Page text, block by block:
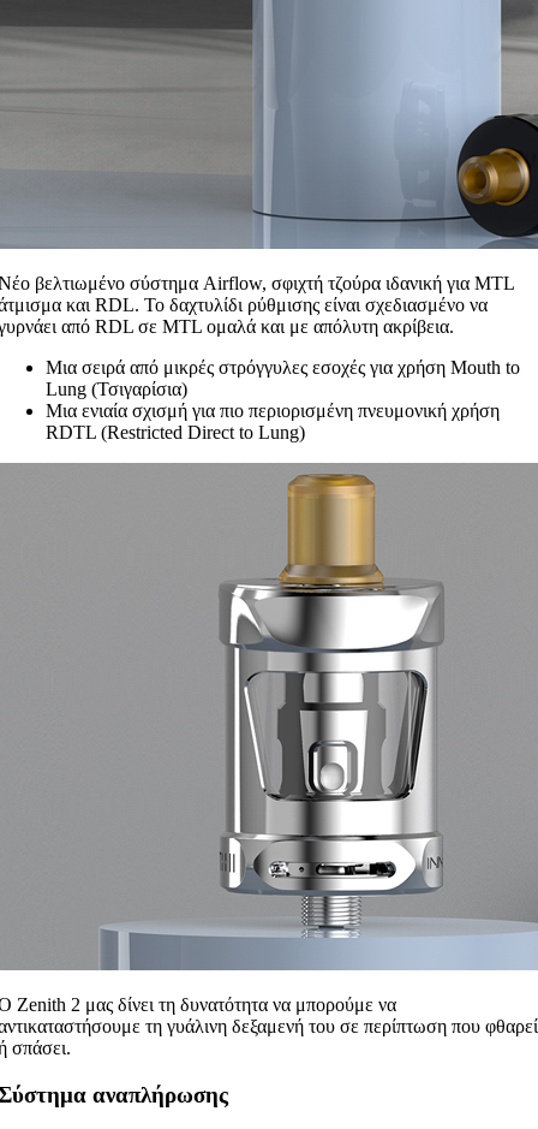
βελτιωμένο σύστημα Airflow, σφιχτή τζούρα ιδανική για MTL
και RDL. Το δαχτυλίδι ρύθμισης είναι σχεδιασμένο να
από RDL σε MTL ομαλά και με απόλυτη ακρίβεια.
Μια σειρά από μικρές στρόγγυλες εσοχές για χρήση Mouth to
Lung (Τσιγαρίσια)
Μια ενιαία σχισμή για πιο περιορισμένη πνευμονική χρήση
RDTL (Restricted Direct to Lung)
Zenith 2 μας δίνει τη δυνατότητα να μπορούμε να
τη γυάλινη δεξαμενή του σε περίπτωση που φθαρεί
σπάσει.
αναπλήρωσης